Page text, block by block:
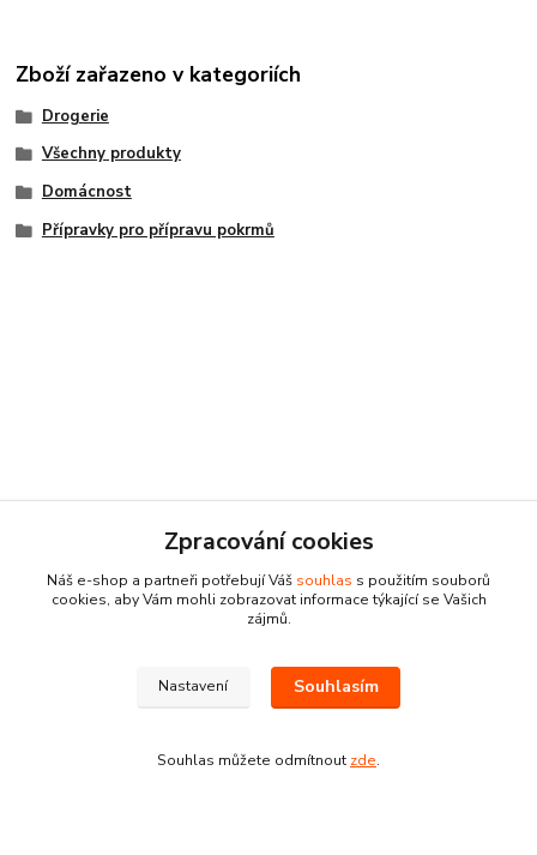
Zboží zařazeno v kategoriích
Drogerie
Všechny produkty
Domácnost
Přípravky pro přípravu pokrmů
Pracovní doba:
+420 224 818 812
Zpracování cookies
Náš e-shop a partneři potřebují Váš souhlas s použitím souborů
cookies, aby Vám mohli zobrazovat informace týkající se Vašich
zájmů.
Nastavení Souhlasím
Souhlas můžete odmítnout zde.